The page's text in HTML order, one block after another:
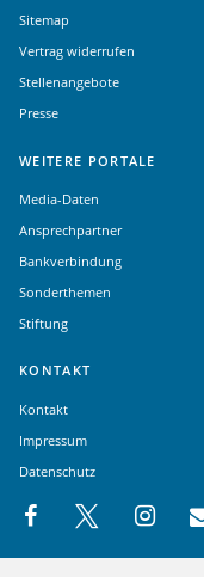
Sitemap
Vertrag widerrufen
Stellenangebote
Presse
WEITERE PORTALE
Media-Daten
Ansprechpartner
Bankverbindung
Sonderthemen
Stiftung
KONTAKT
Kontakt
Impressum
Datenschutz